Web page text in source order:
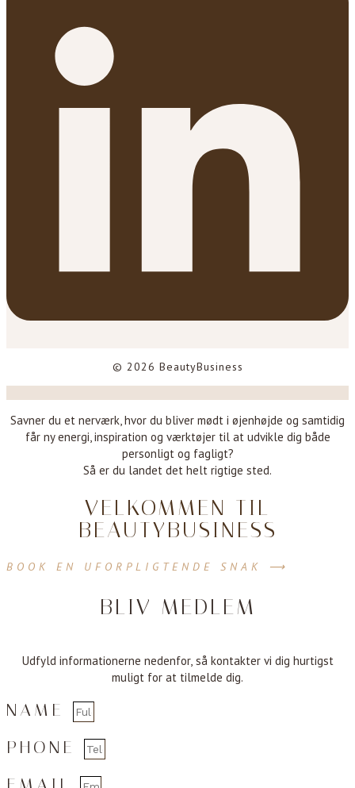
© 2026 BeautyBusiness
Savner du et nerværk, hvor du bliver mødt i øjenhøjde og samtidig
får ny energi, inspiration og værktøjer til at udvikle dig både
personligt og fagligt?
Så er du landet det helt rigtige sted.
VELKOMMEN TIL
BEAUTYBUSINESS
BOOK EN UFORPLIGTENDE SNAK ⟶
BLIV MEDLEM
Udfyld informationerne nedenfor, så kontakter vi dig hurtigst
muligt for at tilmelde dig.
NAME
PHONE